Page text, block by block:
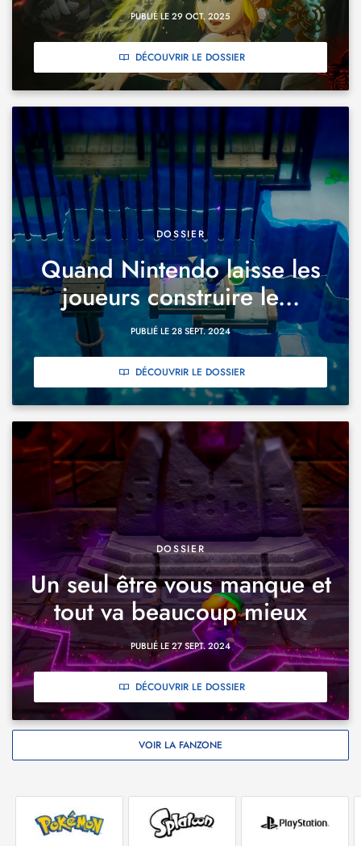
PUBLIÉ LE 29 OCT. 2025
DÉCOUVRIR LE DOSSIER
DOSSIER
Quand Nintendo laisse les
joueurs construire le...
PUBLIÉ LE 28 SEPT. 2024
DÉCOUVRIR LE DOSSIER
DOSSIER
Un seul être vous manque et
tout va beaucoup mieux
PUBLIÉ LE 27 SEPT. 2024
DÉCOUVRIR LE DOSSIER
VOIR LA FANZONE